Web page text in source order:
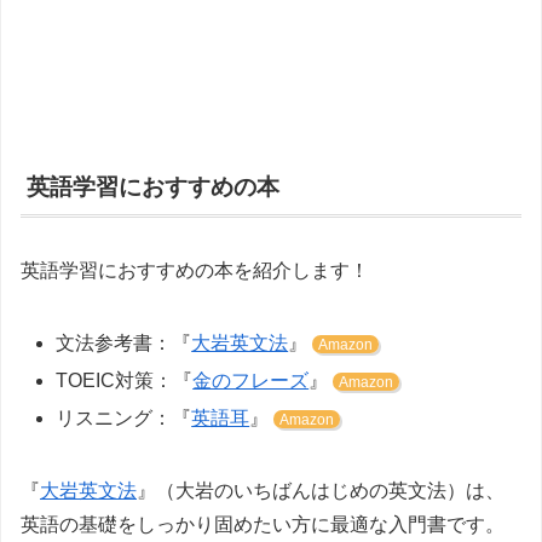
英語学習におすすめの本
英語学習におすすめの本を紹介します！
文法参考書：『大岩英文法 』 Amazon
TOEIC対策：『金のフレーズ 』 Amazon
リスニング：『英語耳』 Amazon
『大岩英文法』（大岩のいちばんはじめの英文法）は、
英語の基礎をしっかり固めたい方に最適な入門書です。